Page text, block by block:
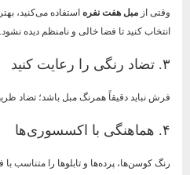
وقتی ازمبل هفت نفره
انتخاب کنید تا فضا خالی و نامنظم دیده نشود.
۳. تضاد رنگی را رعایت کنید
فرش نباید دقیقاً همرنگ مبل باشد؛ تضاد
۴. هماهنگی با اکسسوری‌ها
رنگ کوسن‌ها، پرده‌ها و تابلوها را متناسب با